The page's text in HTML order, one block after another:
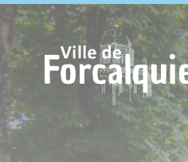
Cookies management panel